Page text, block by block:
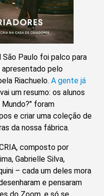
Paulo foi palco para
apresentado pelo
Riachuelo.A gente já
um resumo: os alunos
Mundo?" foram
e criar uma coleção de
da nossa fábrica.
composto por
Gabrielle Silva,
– cada um deles mora
e pensaram
do Zoom, e só se